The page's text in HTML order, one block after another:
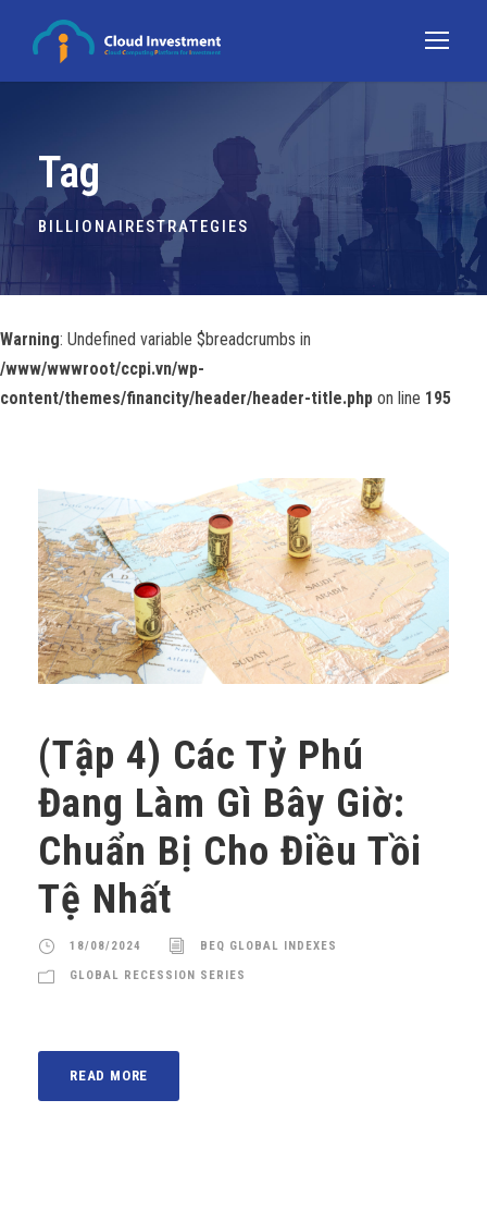
Tag
BILLIONAIRESTRATEGIES
Warning: Undefined variable $breadcrumbs in
/www/wwwroot/ccpi.vn/wp-
content/themes/financity/header/header-title.php on line 195
(Tập 4) Các Tỷ Phú
Đang Làm Gì Bây Giờ:
Chuẩn Bị Cho Điều Tồi
Tệ Nhất
18/08/2024 BEQ GLOBAL INDEXES
GLOBAL RECESSION SERIES
READ MORE